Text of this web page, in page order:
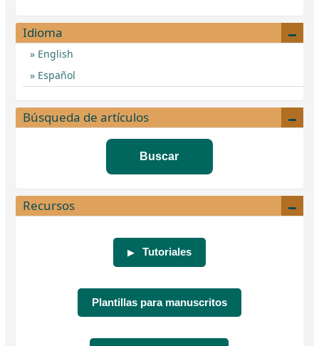
Idioma
English
Español
Búsqueda de artículos
Buscar
Recursos
▶ Tutoriales
Plantillas para manuscritos